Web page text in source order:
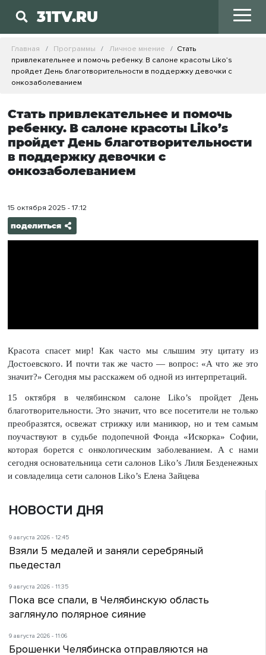
31TV.RU
Главная Программы Личное мнение
Стать
привлекательнее и помочь ребенку. В салоне красоты Liko’s
пройдет День благотворительности в поддержку девочки с
онкозаболеванием
Стать привлекательнее и помочь
ребенку. В салоне красоты Liko’s
пройдет День благотворительности
в поддержку девочки с
онкозаболеванием
15 октября 2025 - 17:12
поделиться
Красота спасет мир! Как часто мы слышим эту цитату из
Достоевского. И почти так же часто — вопрос: «А что же это
значит?» Сегодня мы расскажем об одной из интерпретаций.
15 октября в челябинском салоне Liko’s пройдет День
благотворительности. Это значит, что все посетители не только
преобразятся, освежат стрижку или маникюр, но и тем самым
поучаствуют в судьбе подопечной Фонда «Искорка» Софии,
которая борется с онкологическим заболеванием. А с нами
сегодня основательница сети салонов Liko’s Лиля Безденежных
и совладелица сети салонов Liko’s Елена Зайцева
НОВОСТИ ДНЯ
9 августа 2026 - 12:45
Взяли 5 медалей и заняли серебряный
пьедестал
9 августа 2026 - 11:35
Пока все спали, в Челябинскую область
заглянуло полярное сияние
9 августа 2026 - 11:06
Брошенки Челябинска отправляются на